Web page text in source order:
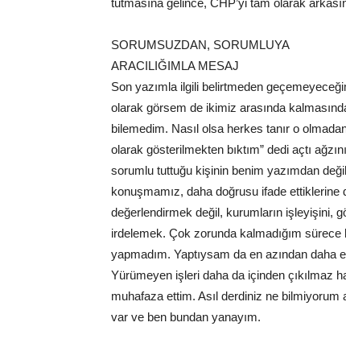
tutmasına gelince, CHP’yi tam olarak
SORUMSUZDAN, SORUMLUYA
ARACILIĞIMLA MESAJ
Son yazımla ilgili belirtmeden
olarak görsem de ikimiz arasında
bilemedim. Nasıl olsa herkes tanır o
olarak gösterilmekten bıktım” dedi açtı
sorumlu tuttuğu kişinin benim yazımdan
konuşmamız, daha doğrusu ifade
değerlendirmek değil, kurumların işleyişini,
irdelemek. Çok zorunda kalmadığım
yapmadım. Yaptıysam da en azından daha
Yürümeyen işleri daha da içinden çıkılmaz
muhafaza ettim. Asıl derdiniz ne
var ve ben bundan yanayım.